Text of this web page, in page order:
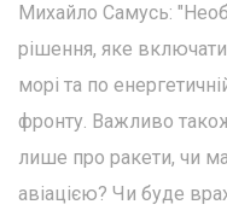
Михайло Самусь:
рішення, яке
морі та по
фронту. Важливо
лише про ракети, чи
авіацією? Чи буде